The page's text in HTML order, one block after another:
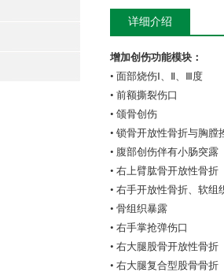
详细介绍
增加创伤功能模块：
• 面部烧伤Ⅰ、Ⅱ、Ⅲ度
• 前额撕裂伤口
• 颌骨创伤
• 锁骨开放性骨折与胸膛
• 腹部创伤伴有小肠突露
• 右上臂肱骨开放性骨折
• 右手开放性骨折、软组
• 骨组织暴露
• 右手掌抢弹伤口
• 右大腿股骨开放性骨折
• 右大腿复合型股骨骨折